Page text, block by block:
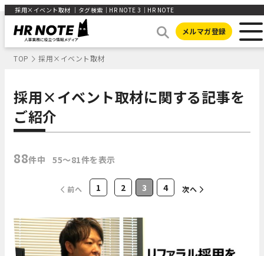
採用×イベント取材 ｜タグ検索｜HR NOTE 3｜HR NOTE
メルマガ登録
TOP 採用×イベント取材
採用×イベント取材に関する記事を
ご紹介
88件中 55〜81件を表示
前へ 1 2 3 4 次へ